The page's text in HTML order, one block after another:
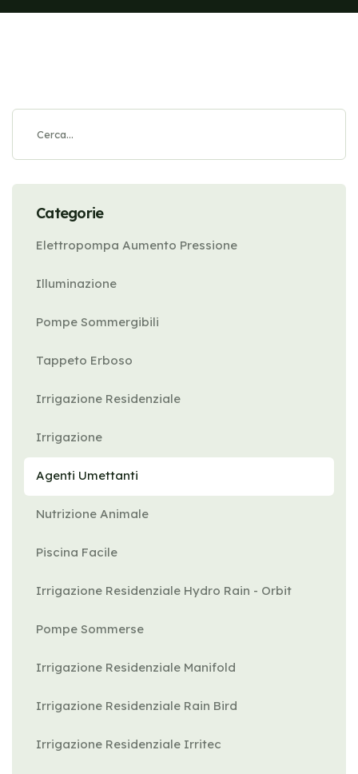
Categorie
Elettropompa Aumento Pressione
Illuminazione
Pompe Sommergibili
Tappeto Erboso
Irrigazione Residenziale
Irrigazione
Agenti Umettanti
Nutrizione Animale
Piscina Facile
Irrigazione Residenziale Hydro Rain - Orbit
Pompe Sommerse
Irrigazione Residenziale Manifold
Irrigazione Residenziale Rain Bird
Irrigazione Residenziale Irritec